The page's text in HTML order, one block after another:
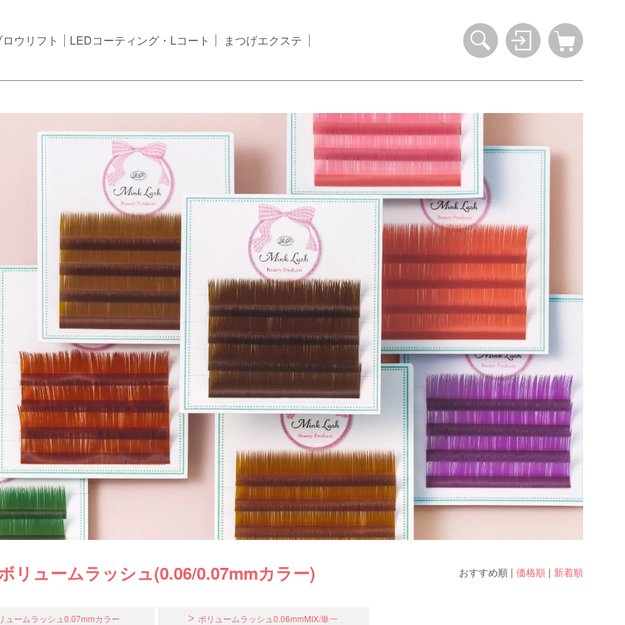
ウリフト LEDコーティング・Lコート まつげエクステ
リュームラッシュ(0.06/0.07mmカラー) おすすめ順| 価格順| 新着順
ュームラッシュ0.07mmカラー ボリュームラッシュ0.06mmMIX/単一